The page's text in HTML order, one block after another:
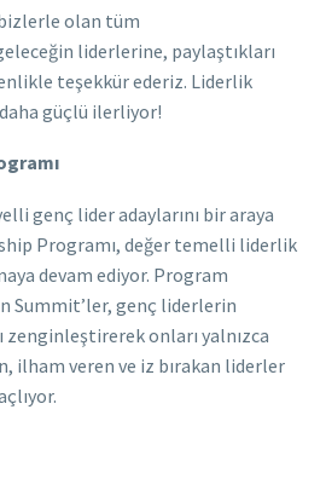
olan tüm
liderlerine, paylaştıkları
teşekkür ederiz. Liderlik
güçlü ilerliyor!
genç lider adaylarını bir araya
Programı, değer temelli liderlik
devam ediyor. Program
Summit’ler, genç liderlerin
zenginleştirerek onları yalnızca
ilham veren ve iz bırakan liderler